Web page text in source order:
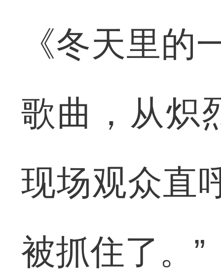
《冬天里
歌曲，从炽
现场观众直
被抓住了。”